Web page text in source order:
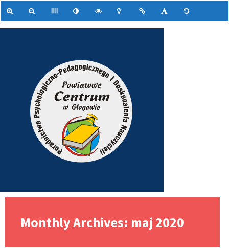
Monthly Archives: maj 2020